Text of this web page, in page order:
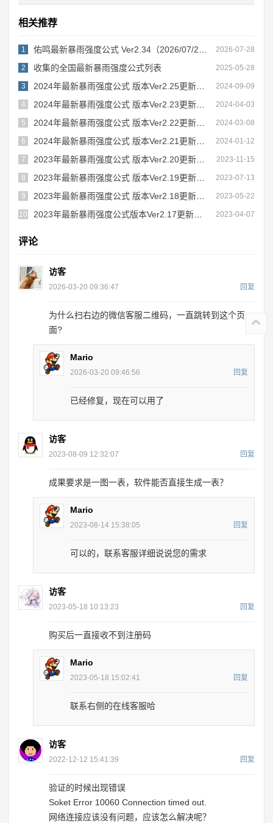
相关推荐
2026-07-28
1 佑鸣最新暴雨强度公式 Ver2.34（2026/07/28更新）
2025-05-28
2 收集的全国最新暴雨强度公式列表
2024-09-09
3 2024年最新暴雨强度公式 版本Ver2.25更新内容
2024-04-03
4 2024年最新暴雨强度公式 版本Ver2.23更新内容
2024-03-08
5 2024年最新暴雨强度公式 版本Ver2.22更新内容
2024-01-12
6 2024年最新暴雨强度公式 版本Ver2.21更新内容
2023-11-15
7 2023年最新暴雨强度公式 版本Ver2.20更新内容
2023-07-13
8 2023年最新暴雨强度公式 版本Ver2.19更新内容
2023-05-22
9 2023年最新暴雨强度公式 版本Ver2.18更新内容
2023-04-07
10 2023年最新暴雨强度公式版本Ver2.17更新内容
评论
访客
2026-03-20 09:36:47 回复
为什么扫右边的微信客服二维码，一直跳转到这个页
面?
Mario
2026-03-20 09:46:56 回复
已经修复，现在可以用了
访客
2023-08-09 12:32:07 回复
成果要求是一图一表，软件能否直接生成一表？
Mario
2023-08-14 15:38:05 回复
可以的，联系客服详细说说您的需求
访客
2023-05-18 10:13:23 回复
购买后一直接收不到注册码
Mario
2023-05-18 15:02:41 回复
联系右侧的在线客服哈
访客
2022-12-12 15:41:39 回复
验证的时候出现错误
Soket Error 10060 Connection timed out.
网络连接应该没有问题，应该怎么解决呢？